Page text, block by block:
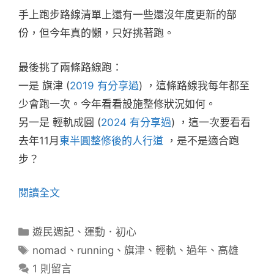
手上跑步路線清單上還有一些還沒年度更新的部
份，但今年真的懶，只好挑著跑。
最後挑了兩條路線跑：
一是 旗津 (2019 有分享過) ，這條路線我每年都至
少會跑一次。今年看看設施整修狀況如何。
另一是 輕軌成圓 (2024 有分享過) ，這一次要看看
去年11月 東半圓整修後的人行道 ，是不是適合跑
步？
閱讀全文
分
類
遊民週記 、運動．初心
標
籤
nomad 、 running 、旗津 、輕軌 、過年 、 高雄
1 則留言